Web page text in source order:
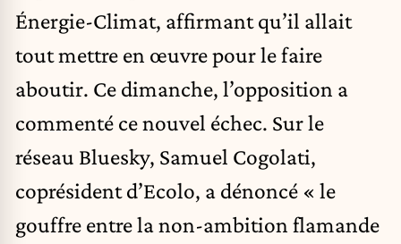
Énergie-Climat, affirmant qu’il allait
tout mettre en œuvre pour le faire
aboutir. Ce dimanche, l’opposition a
commenté ce nouvel échec. Sur le
réseau Bluesky, Samuel Cogolati,
coprésident d’Ecolo, a dénoncé « le
gouffre entre la non-ambition flamande